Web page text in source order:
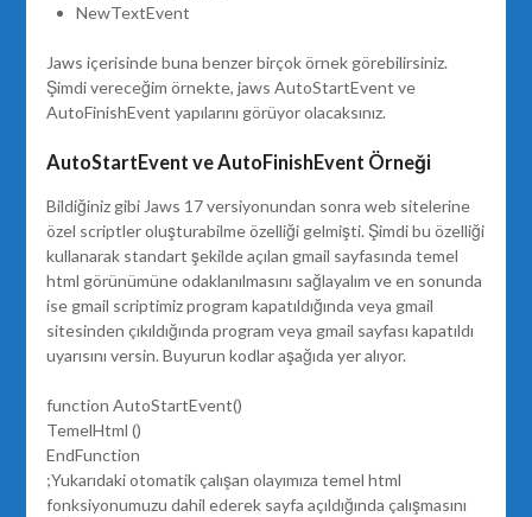
NewTextEvent
Jaws içerisinde buna benzer birçok örnek görebilirsiniz.
Şimdi vereceğim örnekte, jaws AutoStartEvent ve
AutoFinishEvent yapılarını görüyor olacaksınız.
AutoStartEvent ve AutoFinishEvent Örneği
Bildiğiniz gibi Jaws 17 versiyonundan sonra web sitelerine
özel scriptler oluşturabilme özelliği gelmişti. Şimdi bu özelliği
kullanarak standart şekilde açılan gmail sayfasında temel
html görünümüne odaklanılmasını sağlayalım ve en sonunda
ise gmail scriptimiz program kapatıldığında veya gmail
sitesinden çıkıldığında program veya gmail sayfası kapatıldı
uyarısını versin. Buyurun kodlar aşağıda yer alıyor.
function AutoStartEvent()
TemelHtml ()
EndFunction
;Yukarıdaki otomatik çalışan olayımıza temel html
fonksiyonumuzu dahil ederek sayfa açıldığında çalışmasını